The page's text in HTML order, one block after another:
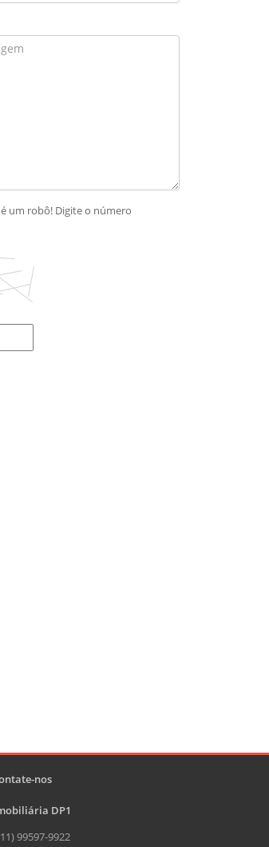
um robô! Digite o número
nos
DP1
99597-9922